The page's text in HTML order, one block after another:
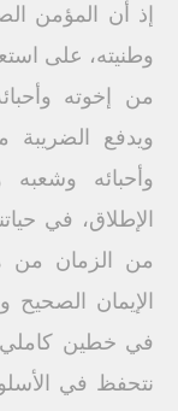
إذ أن المؤمن
وطنيته، على
من إخوته
ويدفع الضريبة
وأحبائه
الإطلاق، في
من الزمان من
الإيمان
في خطين كاملي
نتحفظ في